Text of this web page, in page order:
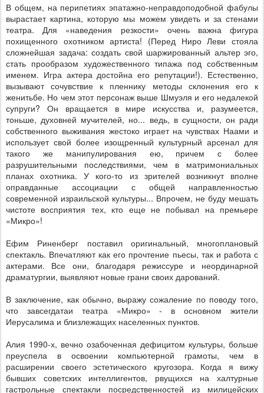
В общем, на перипетиях эпатажно-неправдоподобной фабулы
вырастает картина, которую мы можем увидеть и за стенами
театра. Для «наведения резкости» очень важна фигура
похищенного охотником артиста! (Перед Ниро Леви стояла
сложнейшая задача: создать свой шаржированный альтер эго,
стать прообразом художественного типажа под собственным
именем. Игра актера достойна его репутации!). Естественно,
вызывают сочувствие к пленнику методы склонения его к
женитьбе. Но чем этот персонаж выше Шмуэля и его недалекой
супруги? Он вращается в мире искусства и, разумеется,
тоньше, духовней мучителей, но... ведь, в сущности, он ради
собственного выживания жестоко играет на чувствах Наами и
использует свой более изощренный культурный арсенал для
такого же манипулирования ею, причем с более
разрушительными последствиями, чем в матримониальных
планах охотника. У кого-то из зрителей возникнут вполне
оправданные ассоциации с общей направленностью
современной израильской культуры... Впрочем, не буду мешать
чистоте восприятия тех, кто еще не побывал на премьере
«Микро»!
Ефим Риненберг поставил оригинальный, многоплановый
спектакль. Впечатляют как его прочтение пьесы, так и работа с
актерами. Все они, благодаря режиссуре и неординарной
драматургии, выявляют новые грани своих дарований.
В заключение, как обычно, выражу сожаление по поводу того,
что завсегдатаи театра «Микро» - в основном жители
Иерусалима и близлежащих населенных пунктов.
Алия 1990-х, вечно озабоченная дефицитом культуры, больше
преуспела в освоении компьютерной грамоты, чем в
расширении своего эстетического кругозора. Когда я вижу
бывших советских интеллигентов, рвущихся на халтурные
гастрольные спектакли посредственностей из милицейских